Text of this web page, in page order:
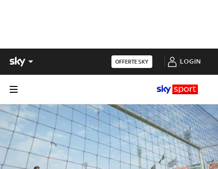
OFFERTE SKY LOGIN